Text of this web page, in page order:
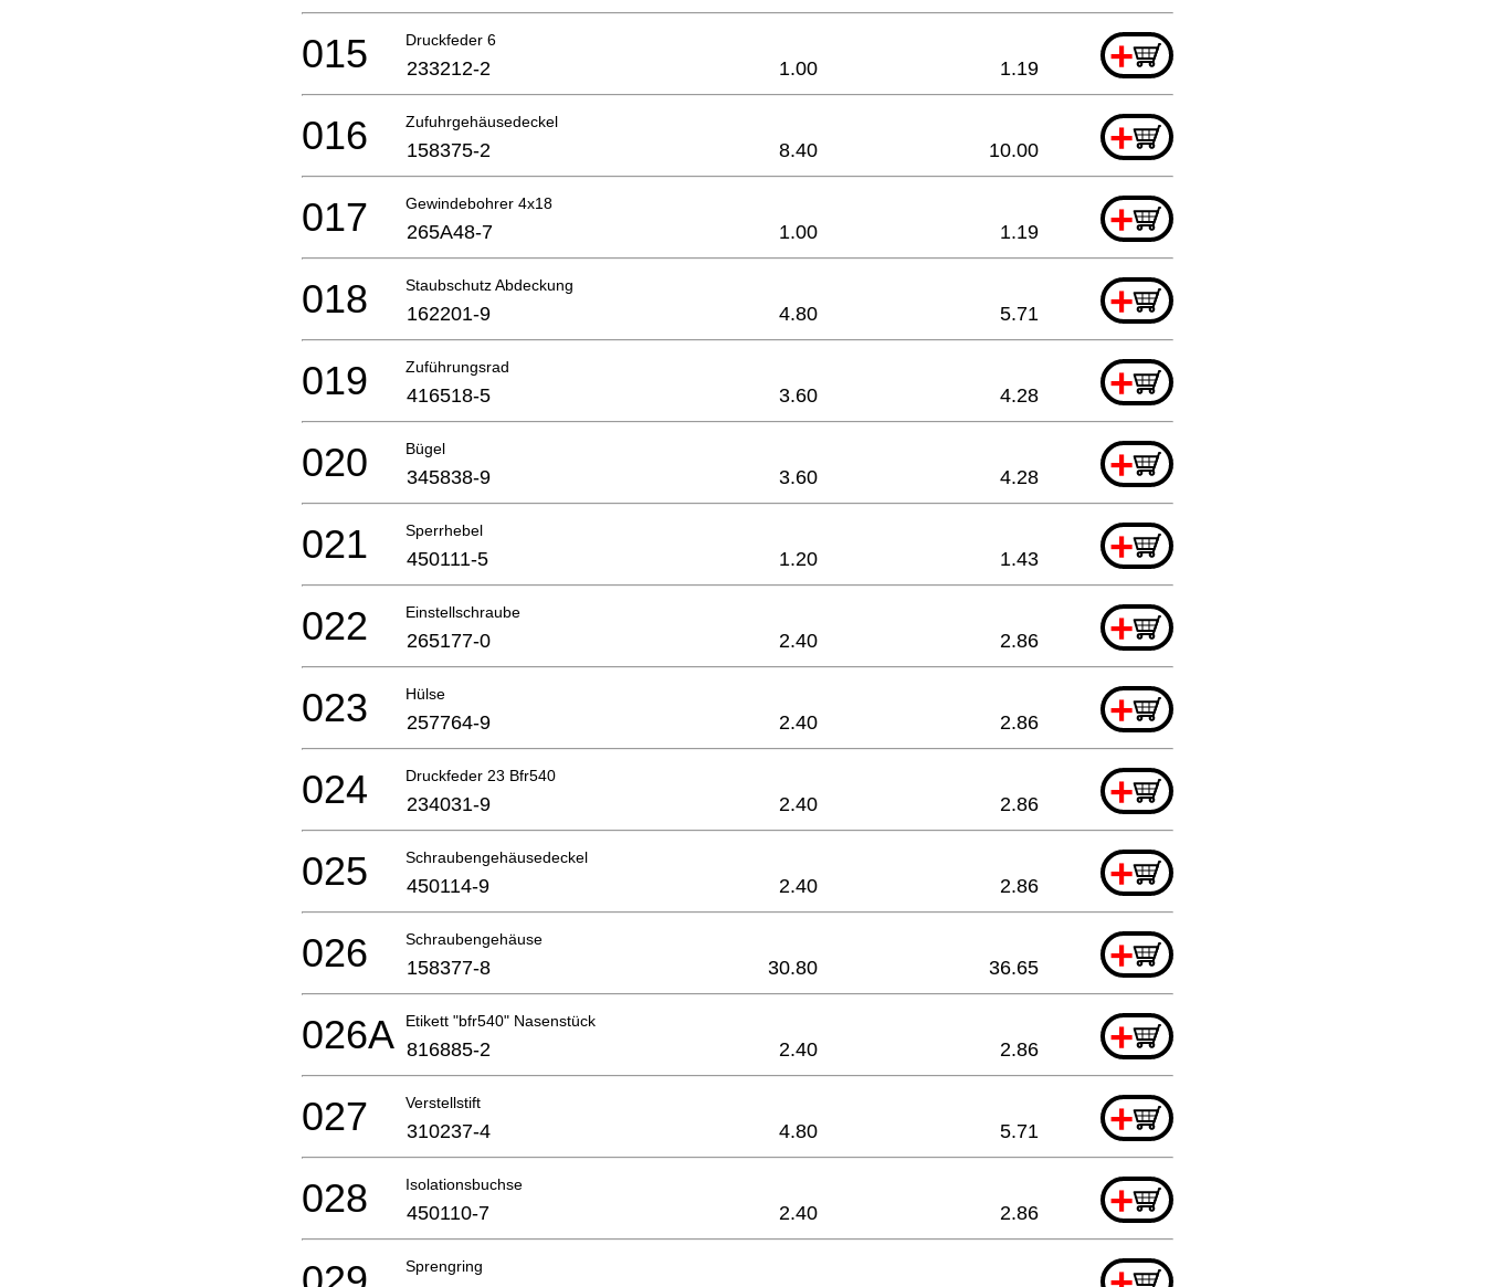
Druckfeder 6 +
015 233212-2 1.00 1.19
Zufuhrgehäusedeckel +
016 158375-2 8.40 10.00
Gewindebohrer 4x18 +
017 265A48-7 1.00 1.19
Staubschutz Abdeckung +
018 162201-9 4.80 5.71
Zuführungsrad +
019 416518-5 3.60 4.28
Bügel +
020 345838-9 3.60 4.28
Sperrhebel +
021 450111-5 1.20 1.43
Einstellschraube +
022 265177-0 2.40 2.86
Hülse +
023 257764-9 2.40 2.86
Druckfeder 23 Bfr540 +
024 234031-9 2.40 2.86
Schraubengehäusedeckel +
025 450114-9 2.40 2.86
Schraubengehäuse +
026 158377-8 30.80 36.65
Etikett "bfr540" Nasenstück +
026A 816885-2 2.40 2.86
Verstellstift +
027 310237-4 4.80 5.71
Isolationsbuchse +
028 450110-7 2.40 2.86
Sprengring